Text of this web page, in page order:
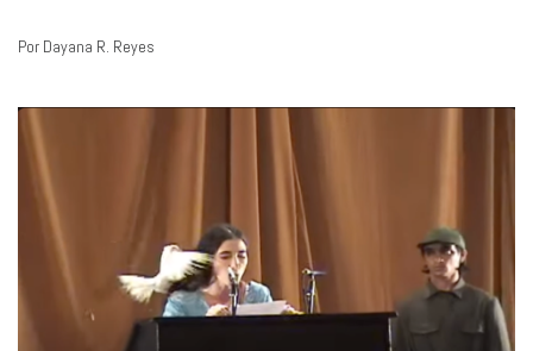
Por Dayana R. Reyes